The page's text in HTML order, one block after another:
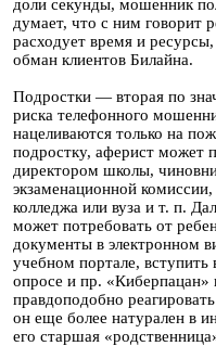
доли секунды, мошенник
думает, что с ним говорит
расходует время и
обман клиентов Билайна.
Подростки — вторая по
риска телефонного
нацеливаются только на
подростку, аферист может
директором школы,
экзаменационной
колледжа или вуза и т. п.
может потребовать от
документы в электронном
учебном портале, вступить
опросе и пр. «Киберпацан»
правдоподобно
он еще более натурален в
его старшая